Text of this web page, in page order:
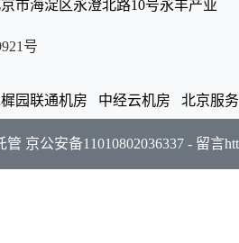
市海淀区永澄北路10号永丰产业
号
园联通机房 中经云机房 北京服
管 京公安备11010802036337- 留言